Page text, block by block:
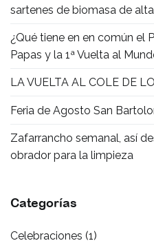
sartenes de biomasa de
¿Qué tiene en en común el
Papas y la 1ª Vuelta al
LA VUELTA AL COLE DE
Feria de Agosto San
Zafarrancho semanal, así
obrador para la limpieza
Categorías
Celebraciones (1)